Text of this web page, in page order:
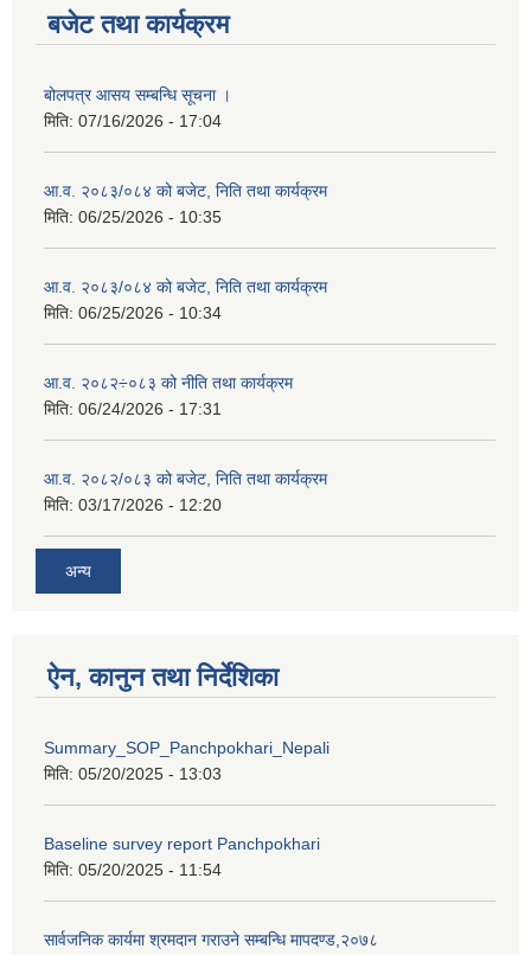
बजेट तथा कार्यक्रम
बोलपत्र आसय सम्बन्धि सूचना ।
मिति: 07/16/2026 - 17:04
आ.व. २०८३/०८४ को बजेट, निति तथा कार्यक्रम
मिति: 06/25/2026 - 10:35
आ.व. २०८३/०८४ को बजेट, निति तथा कार्यक्रम
मिति: 06/25/2026 - 10:34
आ.व. २०८२÷०८३ को नीति तथा कार्यक्रम
मिति: 06/24/2026 - 17:31
आ.व. २०८२/०८३ को बजेट, निति तथा कार्यक्रम
मिति: 03/17/2026 - 12:20
अन्य
ऐन, कानुन तथा निर्देशिका
Summary_SOP_Panchpokhari_Nepali
मिति: 05/20/2025 - 13:03
Baseline survey report Panchpokhari
मिति: 05/20/2025 - 11:54
सार्वजनिक कार्यमा श्रमदान गराउने सम्बन्धि मापदण्ड,२०७८